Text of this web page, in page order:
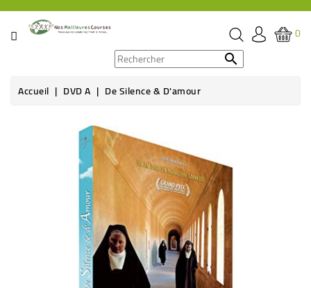
CATÉGORIE
ÉPICERIE
0

Accueil DVD A De Silence & D'amour